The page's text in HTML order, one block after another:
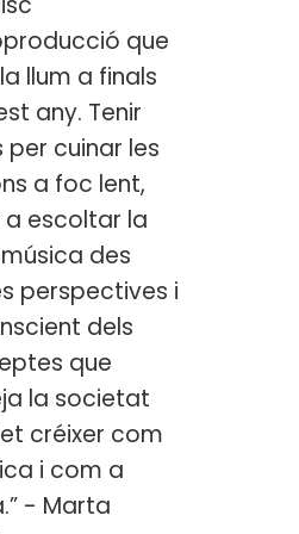
que
llum a finals
any. Tenir
cuinar les
a foc lent,
escoltar la
des
perspectives i
dels
que
la societat
créixer com
i com a
- Marta